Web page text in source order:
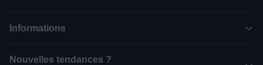
Informations
Nouvelles tendances ?